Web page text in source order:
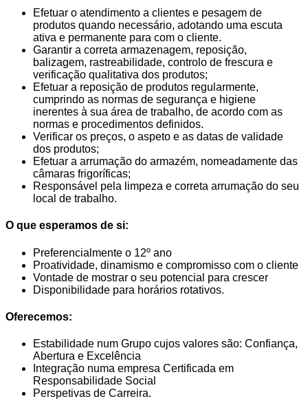
Efetuar o atendimento a clientes e pesagem de
produtos quando necessário, adotando uma escuta
ativa e permanente para com o cliente.
Garantir a correta armazenagem, reposição,
balizagem, rastreabilidade, controlo de frescura e
verificação qualitativa dos produtos;
Efetuar a reposição de produtos regularmente,
cumprindo as normas de segurança e higiene
inerentes à sua área de trabalho, de acordo com as
normas e procedimentos definidos.
Verificar os preços, o aspeto e as datas de validade
dos produtos;
Efetuar a arrumação do armazém, nomeadamente das
câmaras frigoríficas;
Responsável pela limpeza e correta arrumação do seu
local de trabalho.
O que esperamos de si:
Preferencialmente o 12º ano
Proatividade, dinamismo e compromisso com o cliente
Vontade de mostrar o seu potencial para crescer
Disponibilidade para horários rotativos.
Oferecemos:
Estabilidade num Grupo cujos valores são: Confiança,
Abertura e Excelência
Integração numa empresa Certificada em
Responsabilidade Social
Perspetivas de Carreira.